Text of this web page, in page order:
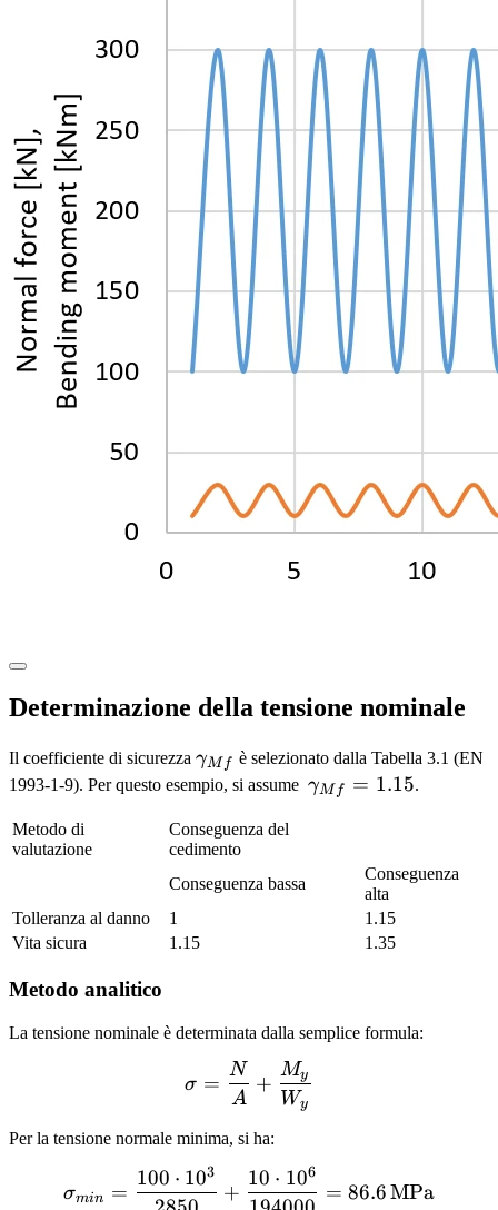
Determinazione della tensione nominale
Il coefficiente di sicurezza \gamma_{Mf}
γM f è selezionato dalla Tabella 3.1 (EN
1993-1-9). Per questo esempio, si assume \gamma_{Mf}
γM f = 1.15.
Metodo di
valutazione
Conseguenza del
cedimento
Conseguenza bassa
Conseguenza
alta
Tolleranza al danno
1
1.15
Vita sicura
1.15 1.35
Metodo analitico
La tensione nominale è determinata dalla semplice formula:
\sigma = \frac{N}{A} +
σ =
A
N
+
Wy
My
Per la tensione normale minima, si ha:
\sigma_{min} =
σmin =
100 ⋅ 103
+
10 ⋅ 106
= 86.6MPa